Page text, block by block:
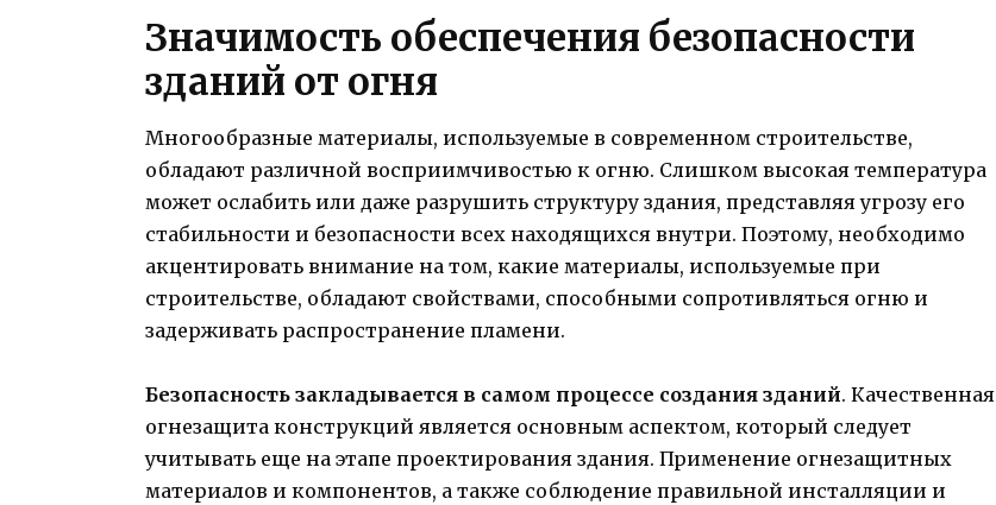
Значимость обеспечения безопасности
зданий от огня
Многообразные материалы, используемые в современном строительстве,
обладают различной восприимчивостью к огню. Слишком высокая температура
может ослабить или даже разрушить структуру здания, представляя угрозу его
стабильности и безопасности всех находящихся внутри. Поэтому, необходимо
акцентировать внимание на том, какие материалы, используемые при
строительстве, обладают свойствами, способными сопротивляться огню и
задерживать распространение пламени.
Безопасность закладывается в самом процессе создания зданий. Качественная
огнезащита конструкций является основным аспектом, который следует
учитывать еще на этапе проектирования здания. Применение огнезащитных
материалов и компонентов, а также соблюдение правильной инсталляции и